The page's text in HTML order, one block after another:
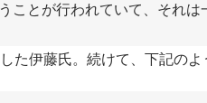
ことが行われていて、それは
た伊藤氏。続けて、下記のよ